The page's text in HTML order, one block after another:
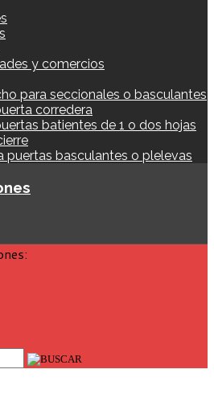
y comercios
para seccionales o basculantes
corredera
batientes de 1 o dos hojas
puertas basculantes o plelevas